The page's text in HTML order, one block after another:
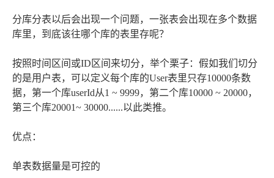
分库分表以后会出现一个问题，一张表会出现在多个数据
库里，到底该往哪个库的表里存呢？
按照时间区间或ID区间来切分，举个栗子：假如我们切分
的是用户表，可以定义每个库的User表里只存10000条数
据，第一个库userId从1 ~ 9999，第二个库10000 ~ 20000，
第三个库20001~ 30000......以此类推。
优点：
单表数据量是可控的